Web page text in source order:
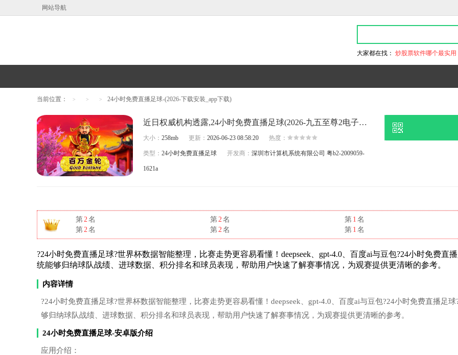
网站导航
大家都在找： 炒股票软件哪个最实用
当前位置： > > > 24小时免费直播足球-(2026-下载安装_app下载)
近日权威机构透露,24小时免费直播足球(2026-九五至尊2电子游戏官网
大小：258mb 更新：2026-06-23 08:58:20 热度：
类型：24小时免费直播足球 开发商：深圳市计算机系统有限公司粤b2-2009059-
1621a
第2名 第2名 第 1 名
第2名 第2名 第 1 名
?24小时免费直播足球?世界杯数据智能整理，比赛走势更容易看懂！deepseek、gpt-4.0、百度ai与豆包?24小时免费直
统能够归纳球队战绩、进球数据、积分排名和球员表现，帮助用户快速了解赛事情况，为观赛提供更清晰的参考。
内容详情
?24小时免费直播足球?世界杯数据智能整理，比赛走势更容易看懂！deepseek、gpt-4.0、百度ai与豆包?24小时免费直播足球
够归纳球队战绩、进球数据、积分排名和球员表现，帮助用户快速了解赛事情况，为观赛提供更清晰的参考。
24小时免费直播足球-安卓版介绍
应用介绍：